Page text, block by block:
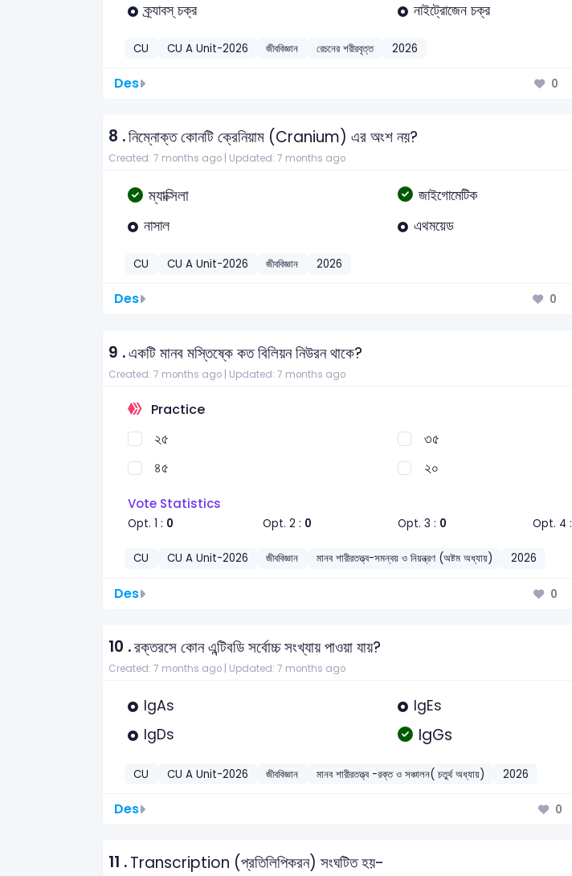
ক্র্যাবস্ চক্র নাইট্রোজেন চক্র
CU CU A Unit-2026 জীববিজ্ঞান রেচনের শরীরবৃত্ত 2026
Des 0
8 .নিম্নোক্ত কোনটি ক্রেনিয়াম (Cranium) এর অংশ নয়?
Created: 7 months ago | Updated: 7 months ago
ম্যাক্সিলা
জাইগোমেটিক
নাসাল
এথময়েড
CU CU A Unit-2026 জীববিজ্ঞান 2026
Des 0
9 .একটি মানব মস্তিষ্কে কত বিলিয়ন নিউরন থাকে?
Created: 7 months ago | Updated: 7 months ago
Practice
২৫
৩৫
৪৫
২০
Vote Statistics
Opt. 1 : 0 Opt. 2 : 0 Opt. 3 : 0 Opt. 4 :
CU CU A Unit-2026 জীববিজ্ঞান মানব শারীরতত্ত্ব-সমন্বয় ও নিয়ন্ত্রণ (অষ্টম অধ্যায়) 2026
Des 0
10 .রক্তরসে কোন এন্টিবডি সর্বোচ্চ সংখ্যায় পাওয়া যায়?
Created: 7 months ago | Updated: 7 months ago
IgAs
IgEs
IgDs
IgGs
CU CU A Unit-2026 জীববিজ্ঞান মানব শারীরতত্ত্ব -রক্ত ও সঞ্চালন( চতুর্থ অধ্যায়) 2026
Des 0
11 .Transcription (প্রতিলিপিকরন) সংঘটিত হয়-